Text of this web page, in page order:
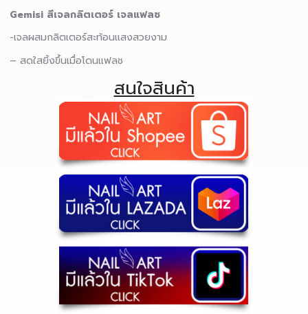
Gemisi สีเจลกลิตเตอร์ เจลแฟลช
-เจลผสมกลิตเตอร์สะท้อนแสงสวยงาม
– สดใสยิ้งขึ้นเมื่อโดนแฟลช
สนใจสินค้า